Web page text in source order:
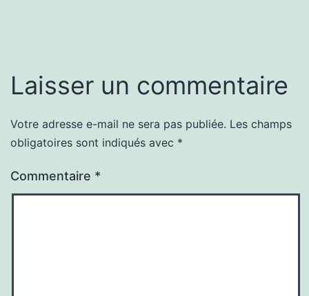
Laisser un commentaire
Votre adresse e-mail ne sera pas publiée. Les champs
obligatoires sont indiqués avec *
Commentaire *